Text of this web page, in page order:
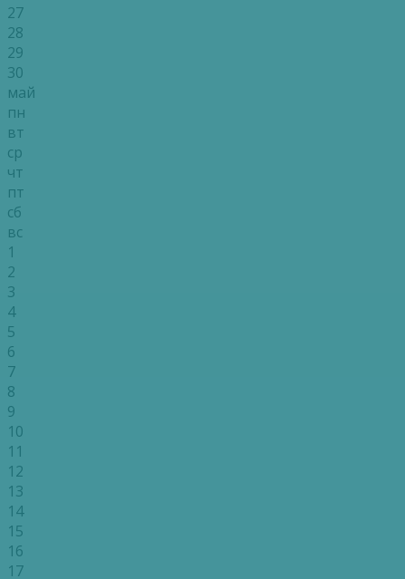
27
28
29
30
май
пн
вт
ср
чт
пт
сб
вс
1
2
3
4
5
6
7
8
9
10
11
12
13
14
15
16
17